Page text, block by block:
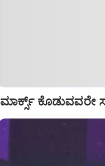
ಮಾರ್ಕ್ಸ್ ಕೊಡುವವರೇ